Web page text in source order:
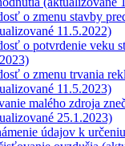
o zmenu stavby
11.5.2022)
o potvrdenie veku
o zmenu trvania
11.5.2023)
malého zdroja
25.1.2023)
údajov k